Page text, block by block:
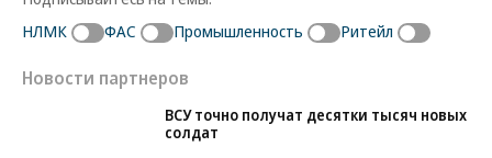
НЛМК
ФАС Промышленность Ритейл
Новости партнеров
ВСУ точно получат десятки тысяч новых
солдат